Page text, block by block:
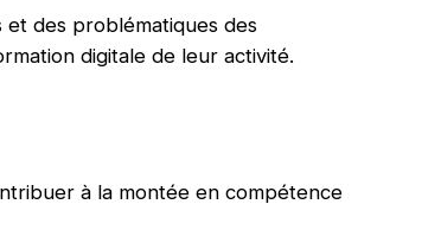
et des problématiques des
digitale de leur activité.
à la montée en compétence